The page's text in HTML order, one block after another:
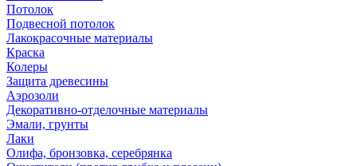
Потолок
Подвесной потолок
Лакокрасочные материалы
Краска
Колеры
Защита древесины
Аэрозоли
Декоративно-отделочные материалы
Эмали, грунты
Лаки
Олифа, бронзовка, серебрянка